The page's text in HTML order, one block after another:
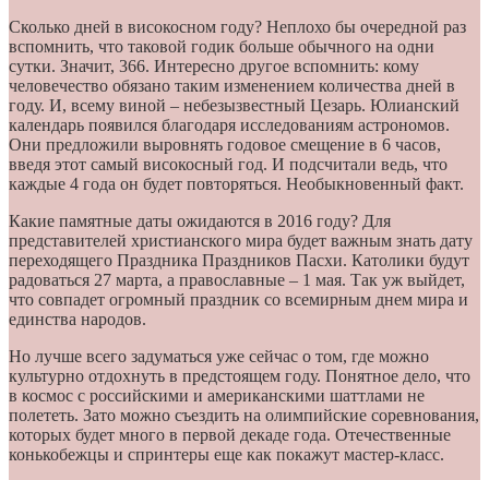
Сколько дней в високосном году? Неплохо бы очередной раз
вспомнить, что таковой годик больше обычного на одни
сутки. Значит, 366. Интересно другое вспомнить: кому
человечество обязано таким изменением количества дней в
году. И, всему виной – небезызвестный Цезарь. Юлианский
календарь появился благодаря исследованиям астрономов.
Они предложили выровнять годовое смещение в 6 часов,
введя этот самый високосный год. И подсчитали ведь, что
каждые 4 года он будет повторяться. Необыкновенный факт.
Какие памятные даты ожидаются в 2016 году? Для
представителей христианского мира будет важным знать дату
переходящего Праздника Праздников Пасхи. Католики будут
радоваться 27 марта, а православные – 1 мая. Так уж выйдет,
что совпадет огромный праздник со всемирным днем мира и
единства народов.
Но лучше всего задуматься уже сейчас о том, где можно
культурно отдохнуть в предстоящем году. Понятное дело, что
в космос с российскими и американскими шаттлами не
полететь. Зато можно съездить на олимпийские соревнования,
которых будет много в первой декаде года. Отечественные
конькобежцы и спринтеры еще как покажут мастер-класс.